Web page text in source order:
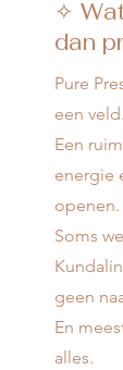
✧
dan
Pure
een veld.
Een
energie
openen.
Soms
geen
En
alles.